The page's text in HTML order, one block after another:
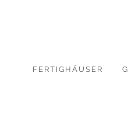
FERTIGHÄUSER